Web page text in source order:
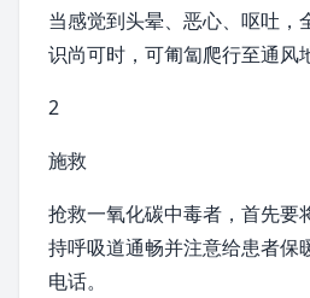
当感觉到头晕、恶心、呕吐，
识尚可时，可匍匐爬行至通风
2
施救
抢救一氧化碳中毒者，首先要
持呼吸道通畅并注意给患者保
电话。